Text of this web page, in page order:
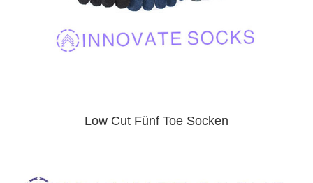
Low Cut Fünf Toe Socken